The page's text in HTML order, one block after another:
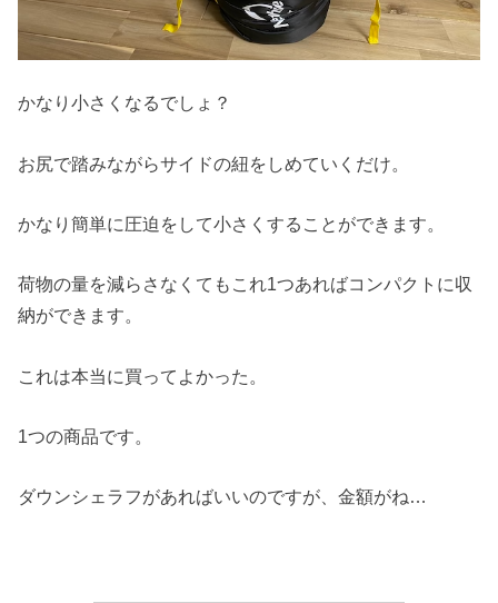
かなり小さくなるでしょ？
お尻で踏みながらサイドの紐をしめていくだけ。
かなり簡単に圧迫をして小さくすることができます。
荷物の量を減らさなくてもこれ1つあればコンパクトに収
納ができます。
これは本当に買ってよかった。
1つの商品です。
ダウンシェラフがあればいいのですが、金額がね…